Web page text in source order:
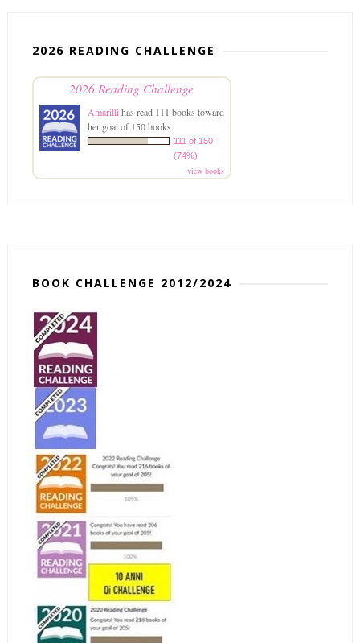
2026 READING CHALLENGE
2026 Reading Challenge
Amarillihas read 111 books toward
her goal of 150 books.
111 of 150
(74%)
view books
BOOK CHALLENGE 2012/2024